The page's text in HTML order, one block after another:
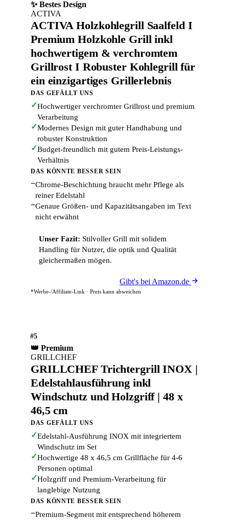
✨ Bestes Design
ACTIVA
ACTIVA Holzkohlegrill Saalfeld I
Premium Holzkohle Grill inkl
hochwertigem & verchromtem
Grillrost I Robuster Kohlegrill für
ein einzigartiges Grillerlebnis
DAS GEFÄLLT UNS
✓Hochwertiger verchromter Grillrost und premium
Verarbeitung
✓Modernes Design mit guter Handhabung und
robuster Konstruktion
✓Budget-freundlich mit gutem Preis-Leistungs-
Verhältnis
DAS KÖNNTE BESSER SEIN
−Chrome-Beschichtung braucht mehr Pflege als
reiner Edelstahl
−Genaue Größen- und Kapazitätsangaben im Text
nicht erwähnt
Unser Fazit: Stilvoller Grill mit solidem
Handling für Nutzer, die optik und Qualität
gleichermaßen mögen.
Gibt's bei Amazon.de
*Werbe-/Affiliate-Link · Preis kann abweichen
#5
👑 Premium
GRILLCHEF
GRILLCHEF Trichtergrill INOX |
Edelstahlausführung inkl
Windschutz und Holzgriff | 48 x
46,5 cm
DAS GEFÄLLT UNS
✓Edelstahl-Ausführung INOX mit integriertem
Windschutz im Set
✓Hochwertige 48 x 46,5 cm Grillfläche für 4-6
Personen optimal
✓Holzgriff und Premium-Verarbeitung für
langlebige Nutzung
DAS KÖNNTE BESSER SEIN
−Premium-Segment mit entsprechend höherem